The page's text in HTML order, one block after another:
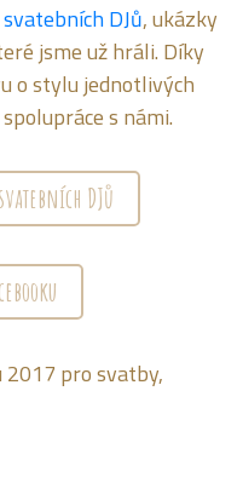
DJů, ukázky
jsme už hráli. Díky
o stylu jednotlivých
s námi.
DJů